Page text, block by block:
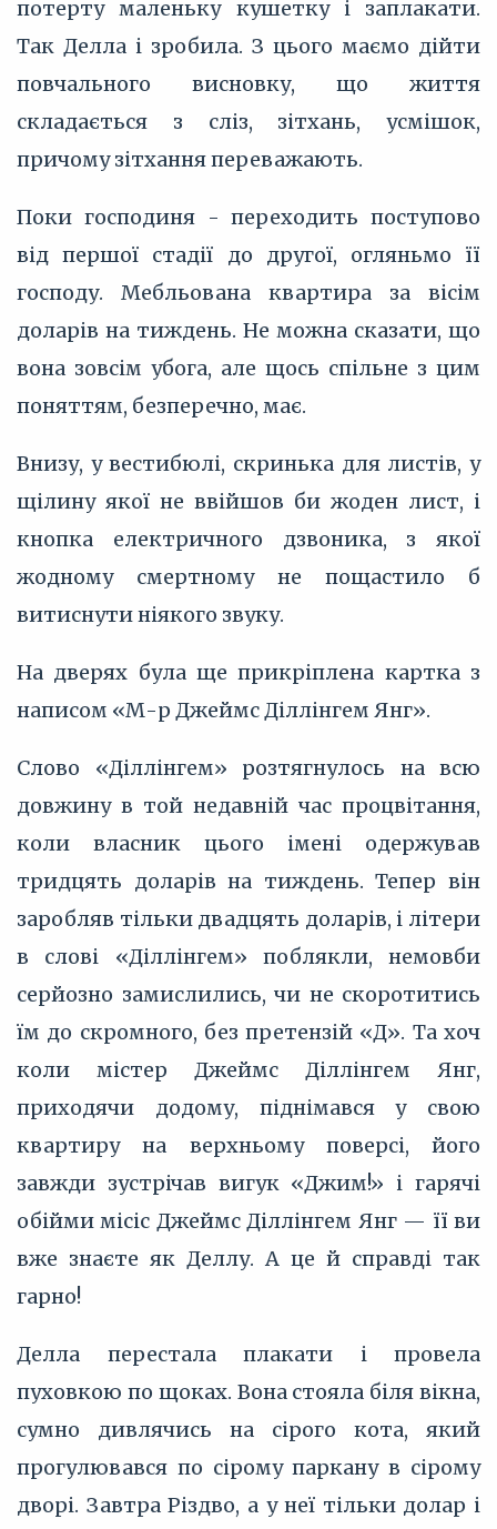
потерту маленьку кушетку і заплакати.
Так Делла і зробила. З цього маємо дійти
повчального висновку, що життя
складається з сліз, зітхань, усмішок,
причому зітхання переважають.
Поки господиня - переходить поступово
від першої стадії до другої, огляньмо її
господу. Мебльована квартира за вісім
доларів на тиждень. Не можна сказати, що
вона зовсім убога, але щось спільне з цим
поняттям, безперечно, має.
Внизу, у вестибюлі, скринька для листів, у
щілину якої не ввійшов би жоден лист, і
кнопка електричного дзвоника, з якої
жодному смертному не пощастило б
витиснути ніякого звуку.
На дверях була ще прикріплена картка з
написом «М-р Джеймс Діллінгем Янг».
Слово «Діллінгем» розтягнулось на всю
довжину в той недавній час процвітання,
коли власник цього імені одержував
тридцять доларів на тиждень. Тепер він
заробляв тільки двадцять доларів, і літери
в слові «Діллінгем» поблякли, немовби
серйозно замислились, чи не скоротитись
їм до скромного, без претензій «Д». Та хоч
коли містер Джеймс Діллінгем Янг,
приходячи додому, піднімався у свою
квартиру на верхньому поверсі, його
завжди зустрічав вигук «Джим!» і гарячі
обійми місіс Джеймс Діллінгем Янг — її ви
вже знаєте як Деллу. А це й справді так
гарно!
Делла перестала плакати і провела
пуховкою по щоках. Вона стояла біля вікна,
сумно дивлячись на сірого кота, який
прогулювався по сірому паркану в сірому
дворі. Завтра Різдво, а у неї тільки долар і